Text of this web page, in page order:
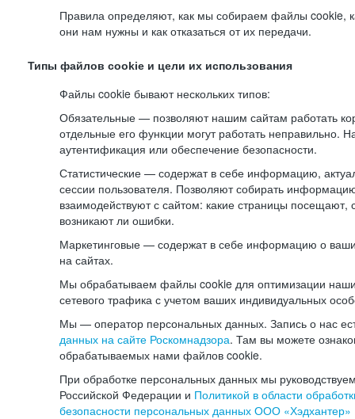
Правила определяют, как мы собираем файлы cookie,
они нам нужны и как отказаться от их передачи.
Типы файлов cookie и цели их использования
Файлы cookie бывают нескольких типов:
Обязательные — позволяют нашим сайтам работать
отдельные его функции могут работать неправильно.
аутентификация или обеспечение безопасности.
Статистические — содержат в себе информацию,
сессии пользователя. Позволяют собирать
взаимодействуют с сайтом: какие страницы посещают,
возникают ли ошибки.
Маркетинговые — содержат в себе информацию о
на сайтах.
Мы обрабатываем файлы cookie для оптимизации
сетевого трафика с учетом ваших индивидуальных
Мы — оператор персональных данных. Запись о нас
данных на сайте Роскомнадзора. Там вы можете
обрабатываемых нами файлов cookie.
При обработке персональных данных мы
Российской Федерации и Политикой в области
безопасности персональных данных ООО «Хэдхантер»